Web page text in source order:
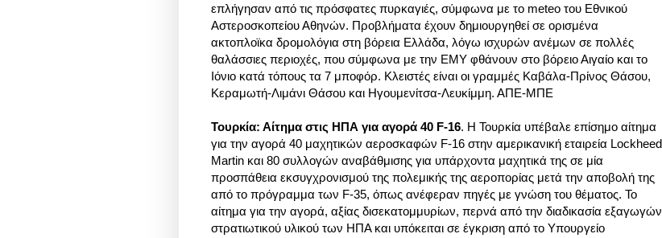
επλήγησαν από τις πρόσφατες πυρκαγιές, σύμφωνα με το meteo του Εθνικού
Αστεροσκοπείου Αθηνών. Προβλήματα έχουν δημιουργηθεί σε ορισμένα
ακτοπλοϊκα δρομολόγια στη βόρεια Ελλάδα, λόγω ισχυρών ανέμων σε πολλές
θαλάσσιες περιοχές, που σύμφωνα με την ΕΜΥ φθάνουν στο βόρειο Αιγαίο και το
Ιόνιο κατά τόπους τα 7 μποφόρ. Κλειστές είναι οι γραμμές Καβάλα-Πρίνος Θάσου,
Κεραμωτή-Λιμάνι Θάσου και Ηγουμενίτσα-Λευκίμμη. ΑΠΕ-ΜΠΕ
Τουρκία: Αίτημα στις ΗΠΑ για αγορά 40 F-16. Η Τουρκία υπέβαλε επίσημο αίτημα
για την αγορά 40 μαχητικών αεροσκαφών F-16 στην αμερικανική εταιρεία Lockheed
Martin και 80 συλλογών αναβάθμισης για υπάρχοντα μαχητικά της σε μία
προσπάθεια εκσυγχρονισμού της πολεμικής της αεροπορίας μετά την αποβολή της
από το πρόγραμμα των F-35, όπως ανέφεραν πηγές με γνώση του θέματος. Το
αίτημα για την αγορά, αξίας δισεκατομμυρίων, περνά από την διαδικασία εξαγωγών
στρατιωτικού υλικού των ΗΠΑ και υπόκειται σε έγκριση από το Υπουργείο